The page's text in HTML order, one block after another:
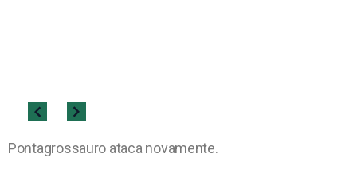
Pontagrossauro ataca novamente.